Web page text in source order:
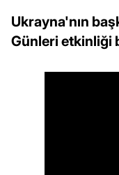
Ukrayna'nın
Günleri etkinliği